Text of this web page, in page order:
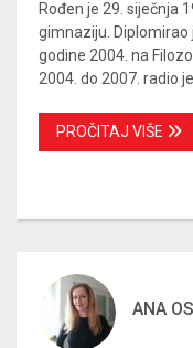
Rođen je 29. siječnja
gimnaziju.
godine 2004. na
2004. do 2007. radio
PROČITAJ VIŠE
ANA